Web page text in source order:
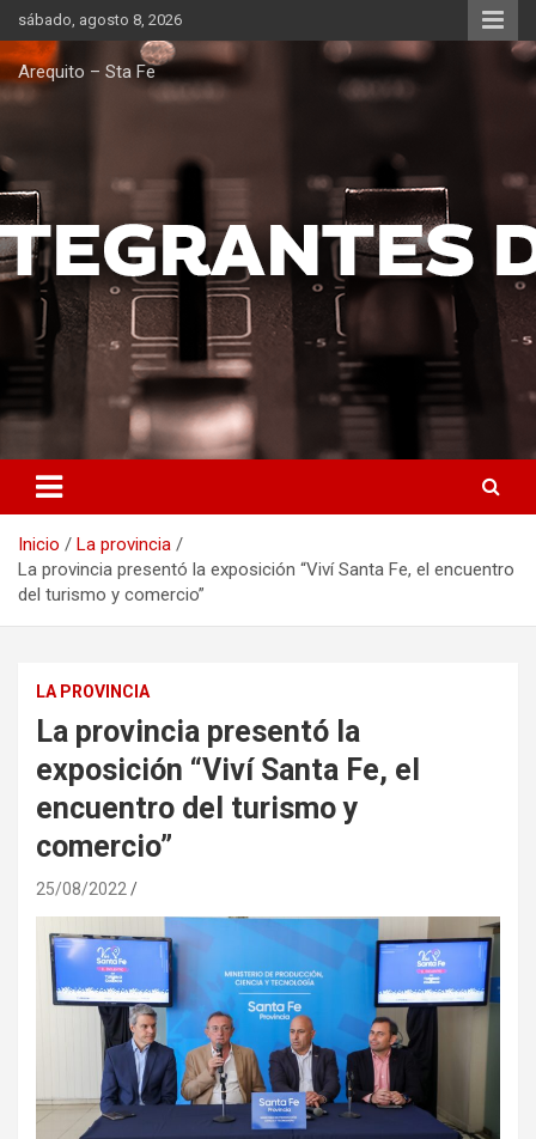
Saltar
al
contenido
sábado, agosto 8, 2026
Arequito – Sta Fe
Inicio
La provincia
La provincia presentó la exposición “Viví Santa Fe, el encuentro
del turismo y comercio”
LA PROVINCIA
La provincia presentó la
exposición “Viví Santa Fe, el
encuentro del turismo y
comercio”
25/08/2022